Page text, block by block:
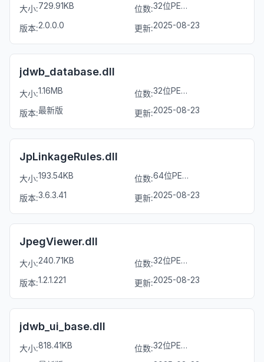
大小:729.91KB 位数: 32位PE文件
版本:2.0.0.0 更新:2025-08-23
jdwb_database.dll
大小:1.16MB 位数: 32位PE文件
版本:最新版 更新:2025-08-23
JpLinkageRules.dll
大小:193.54KB 位数: 64位PE文件
版本:3.6.3.41 更新:2025-08-23
JpegViewer.dll
大小:240.71KB 位数: 32位PE文件
版本:1.2.1.221 更新:2025-08-23
jdwb_ui_base.dll
大小:818.41KB 位数:
32位PE文件